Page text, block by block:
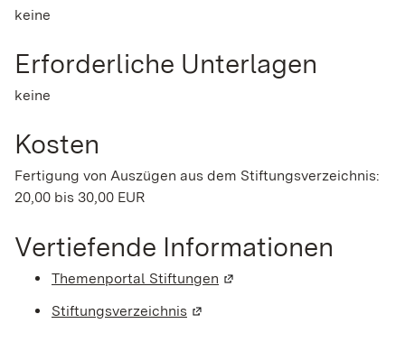
keine
Erforderliche Unterlagen
keine
Kosten
Fertigung von Auszügen aus dem Stiftungsverzeichnis:
20,00 bis 30,00 EUR
Vertiefende Informationen
Themenportal Stiftungen (Wird in einem neuen
Stiftungsverzeichnis (Wird in einem neuen Fenster